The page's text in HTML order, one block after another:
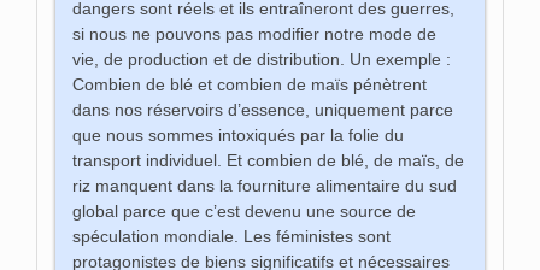
dangers sont réels et ils entraîneront des guerres,
si nous ne pouvons pas modifier notre mode de
vie, de production et de distribution. Un exemple :
Combien de blé et combien de maïs pénètrent
dans nos réservoirs d’essence, uniquement parce
que nous sommes intoxiqués par la folie du
transport individuel. Et combien de blé, de maïs, de
riz manquent dans la fourniture alimentaire du sud
global parce que c’est devenu une source de
spéculation mondiale. Les féministes sont
protagonistes de biens significatifs et nécessaires